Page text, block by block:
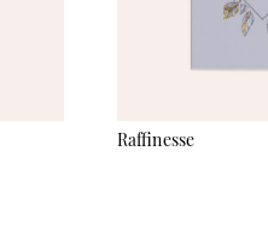
Raffinesse